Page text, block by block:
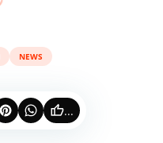
NEWS
...